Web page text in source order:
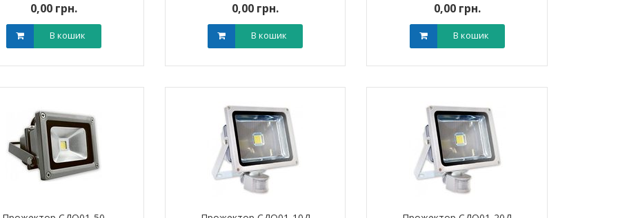
NIK 2300
обл)
грн.
В кошик
(Дніпропетровська обл)
3 799,00 грн.
В кошик
0,00 грн.
В кошик
0,00 грн.
В кошик
0,00 грн.
В кошик